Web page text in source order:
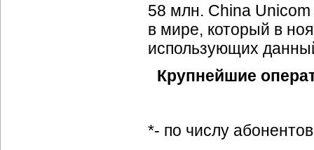
58 млн. China
в мире, который в
использующих
Крупнейшие
*- по числу